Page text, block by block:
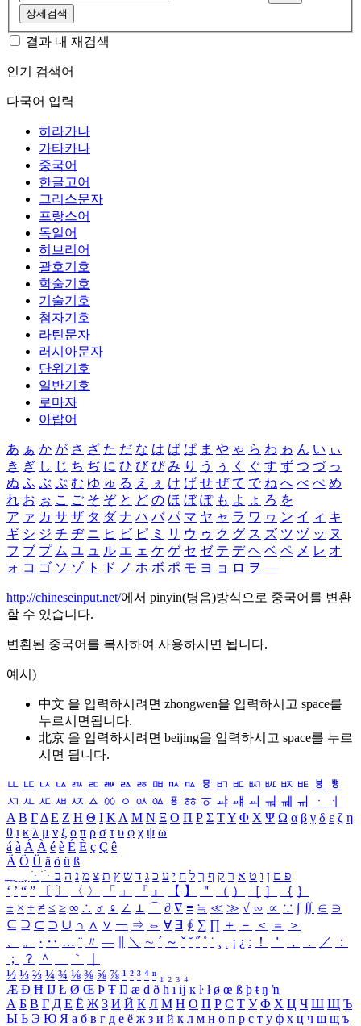
상세검색
결과 내 재검색
인기 검색어
다국어 입력
히라가나
가타카나
중국어
한글고어
그리스문자
프랑스어
독일어
히브리어
괄호기호
학술기호
기술기호
첨자기호
라틴문자
러시아문자
단위기호
일반기호
로마자
아랍어
あ ぁ か が さ ざ た だ な は ば ぱ ま や ゃ ら わ ゎ ん い ぃ
き ぎ し じ ち ぢ に ひ び ぴ み り う ぅ く ぐ す ず つ づ っ
ぬ ふ ぶ ぷ む ゆ ゅ る え ぇ け げ せ ぜ て で ね へ べ ぺ め
れ お ぉ こ ご そ ぞ と ど の ほ ぼ ぽ も よ ょ ろ を
ア ァ カ サ ザ タ ダ ナ ハ バ パ マ ヤ ャ ラ ワ ヮ ン イ ィ キ
ギ シ ジ チ ヂ ニ ヒ ビ ピ ミ リ ウ ゥ ク グ ス ズ ツ ヅ ッ ヌ
フ ブ プ ム ユ ュ ル エ ェ ケ ゲ セ ゼ テ デ ヘ ベ ペ メ レ オ
ォ コ ゴ ソ ゾ ト ド ノ ホ ボ ポ モ ヨ ョ ロ ヲ ―
http://chineseinput.net/에서 pinyin(병음)방식으로 중국어를 변환
할 수 있습니다.
변환된 중국어를 복사하여 사용하시면 됩니다.
예시)
中文 을 입력하시려면 zhongwen을 입력하시고 space를
누르시면됩니다.
北京 을 입력하시려면 beijing을 입력하시고 space를 누르
시면 됩니다.
ㅥ ㅦ ㅧ ㅨ ㅩ ㅪ ㅫ ㅬ ㅭ ㅮ ㅯ ㅰ ㅱ ㅲ ㅳ ㅴ ㅵ ㅶ ㅷ ㅸ
ㅹ
ㅺ ㅻ ㅼ ㅽ ㅾ ㅿ ㆀ ㆁ ㆂ ㆃ ㆄ ㆅ ㆆ ㆇ ㆈ ㆉ ㆊ ㆋ ㆌ ㆍ
ㆎ
Α Β ΓΔ Ε Ζ Η Θ Ι ΚΛ Μ Ν Ξ Ο Π Ρ Σ ΤΥ Φ Χ Ψ Ω α β γ δ ε ζ η
θ ι κ λ μ ν ξ ο π ρ σ τ υ φ χ ψ ω
á à Á À é è É È ç Ç ê
Ä Ö Ü ä ö ü ß
ִֶֹ ֻּ ׁׂ פ ם ן ו ט א ר ק ף ך ל ח י ע כ ג ד ש ץ ת צ מ נ ה ב
‘ ’ “ ” 〔 〕 〈 〉 「 」 『 』 【 】 ＂ （ ） ［ ］ ｛ ｝
± × ÷ ≠ ≤ ≥ ∞ ∴ ♂ ♀ ∠ ⊥ ⌒ ∂ ∇ ≡ ≒ ≪ ≫ √ ∽ ∝ ∵ ∫ ∬ ∈ ∋
⊆ ⊇ ⊂ ⊃ ∪ ∩ ∧ ∨ ￢ ⇒ ⇔ ∀ ∃ ∮ ∑ ∏ ＋ － ＜ ＝
＞
、
。 · ‥ … ¨ 〃 ― ＼ ∼ ´ ～ ˇ ˘ ˝ ˚ ˙ ¸ ¡ ¿ ː ！ ＇ ， ． ／
：
；
？ ＾ ｀
½ ⅓ ⅔ ¼ ¾ ⅛ ⅜ ⅝ ⅞ ¹ ² ³ ⁴ ⁿ ₁ ₂ ₃ ₄
Æ Ð Ħ Ĳ Ł Ø Œ Þ Ŧ Ŋ æ đ ð ħ ı ĳ ĸ ŀ ł ø œ ß þ ŧ ŋ ŉ
А Б В Г Д Е Ё Ж З И Й К Л М Н О П Р С Т У Ф Х Ц Ч Ш Щ Ъ
Ы Ь Э Ю Я а б в г д е ё ж з и й к л м н о п р с т у ф х ц ч ш щ ъ